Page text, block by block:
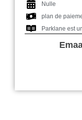
Nulle
plan de
Parklane est